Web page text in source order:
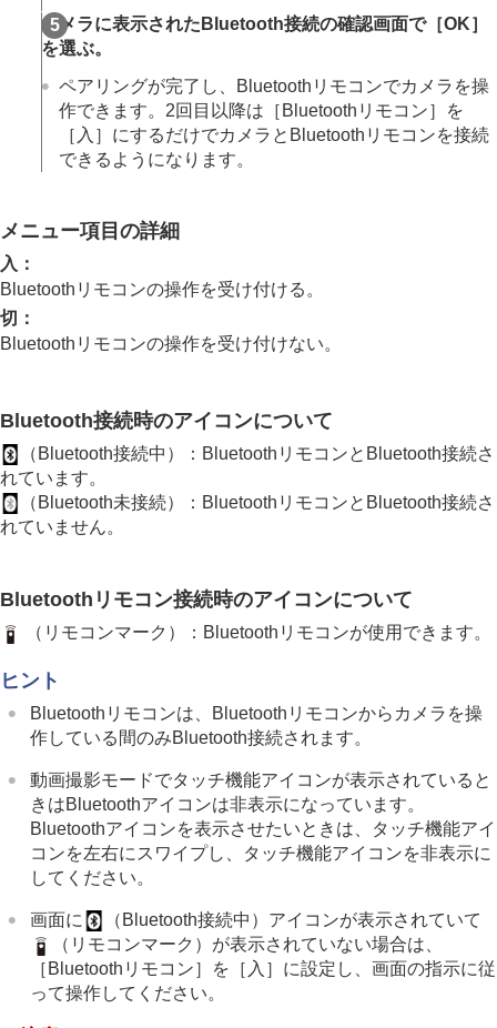
一般設定
スマートフォンでできること
クラウドサービスを利用する
故障かな？と思ったら
カメラに表示されたBluetooth接続の確認画面で［OK］
を選ぶ。
ペアリングが完了し、Bluetoothリモコンでカメラを操
作できます。2回目以降は ［Bluetoothリモコン］
を
［入］ にするだけでカメラとBluetoothリモコンを接続
できるようになります。
メニュー項目の詳細
入 ：
Bluetoothリモコンの操作を受け付ける。
切 ：
Bluetoothリモコンの操作を受け付けない。
Bluetooth接続時のアイコンについて
（Bluetooth接続中）：BluetoothリモコンとBluetooth接続さ
れています。
（Bluetooth未接続）：BluetoothリモコンとBluetooth接続さ
れていません。
Bluetoothリモコン接続時のアイコンについて
（リモコンマーク）：Bluetoothリモコンが使用できます。
ヒント
Bluetoothリモコンは、Bluetoothリモコンからカメラを操
作している間のみBluetooth接続されます。
動画撮影モードでタッチ機能アイコンが表示されていると
きはBluetoothアイコンは非表示になっています。
Bluetoothアイコンを表示させたいときは、タッチ機能アイ
コンを左右にスワイプし、タッチ機能アイコンを非表示に
してください。
画面に
（Bluetooth接続中）アイコンが表示されていて
（リモコンマーク）が表示されていない場合は、
［Bluetoothリモコン］ を ［入］ に設定し、画面の指示に従
って操作してください。